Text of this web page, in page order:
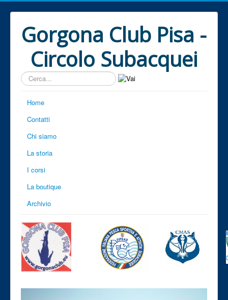
Gorgona Club Pisa -
Circolo Subacquei
Cerca...
Home
Contatti
Chi siamo
La storia
I corsi
La boutique
Archivio